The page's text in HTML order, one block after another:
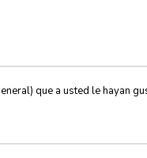
que a usted le hayan